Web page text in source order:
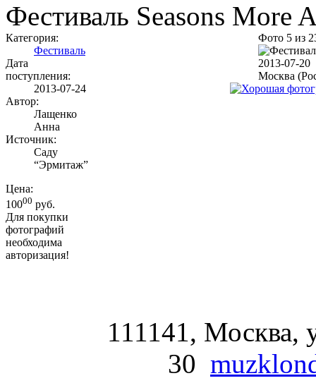
Фестиваль Seasons More
Категория:
Фестиваль
Дата
поступления:
2013-07-24
Автор:
Лащенко
Анна
Источник:
Саду
“Эрмитаж”
Цена:
10000 руб.
Для покупки
фотографий
необходима
авторизация!
Фото 5 из
2013-07-20
Москва
111141, Москва,
30